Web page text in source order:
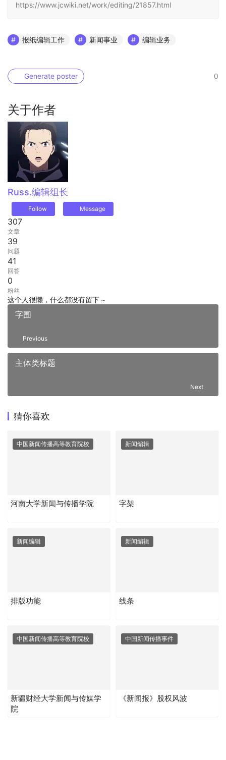
https://www.jcwiki.net/work/editing/21857.html
报纸编辑工作 新闻事业 编辑业务
0
Generate poster
关于作者
Russ.编辑组长
Follow Message
307
文章
39
问题
41
回答
0
粉丝
这个人很懒，什么都没有留下～
字围
Previous
主体类标题
Next
猜你喜欢
中国新闻传播高等教育院校
河南大学新闻与传播学院
新闻编辑
字架
新闻编辑
排版功能
新闻编辑
线条
中国新闻传播高等教育院校
新疆财经大学新闻与传媒学
院
中国新闻传播事件
《新闻报》股权风波